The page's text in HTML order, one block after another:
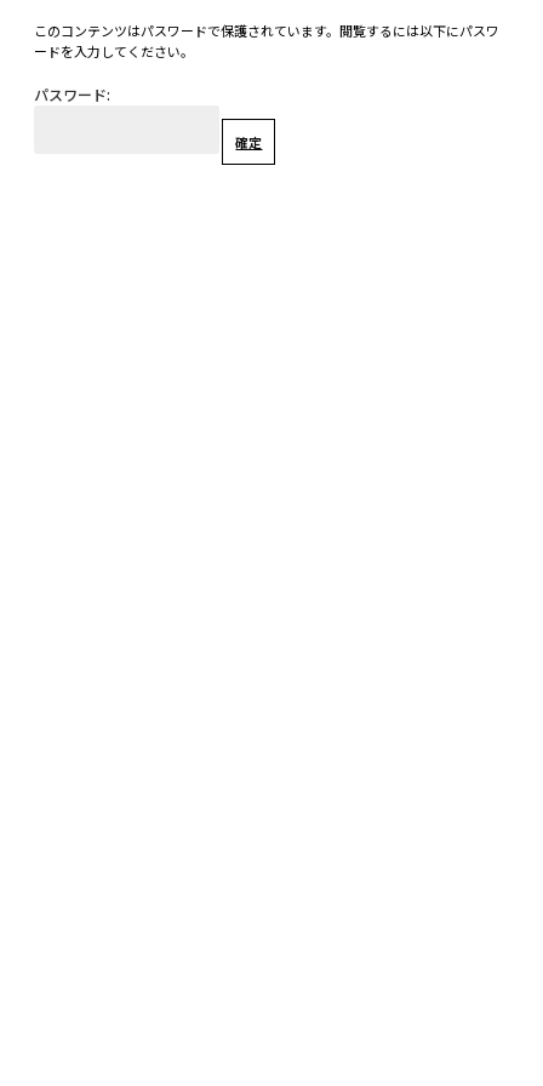
このコンテンツはパスワードで保護されています。閲覧するには以下にパスワ
ードを入力してください。
パスワード: